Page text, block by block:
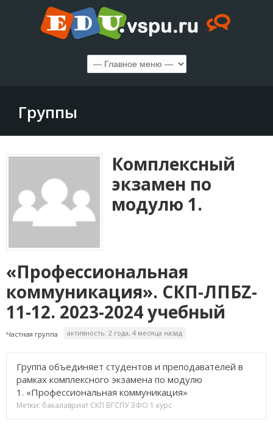
Группы
Комплексный
экзамен по
модулю 1.
«Профессиональная
коммуникация». СКП-ЛПБZ-
11-12. 2023-2024 учебный
Частная группа активность: 2 года, 4 месяца назад
Группа объединяет студентов и преподавателей в
рамках комплексного экзамена по модулю
1. «Профессиональная коммуникация»
Метки: бакалавриат СКП ВГСПУ ЗФО 1 курс